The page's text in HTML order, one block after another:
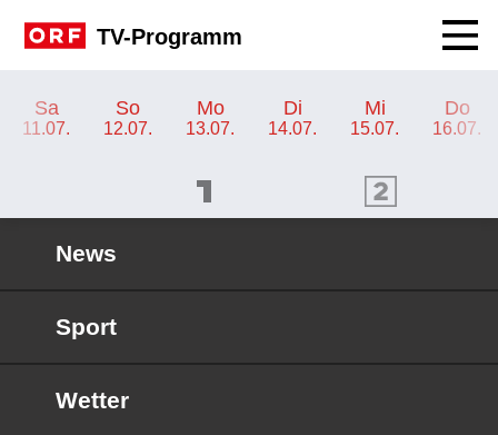
TV-Programm
Sa
11.07.
So
12.07.
Mo
13.07.
Di
14.07.
Mi
15.07.
Do
16.07.
ORF 2 Programm
News
Sport
Wetter